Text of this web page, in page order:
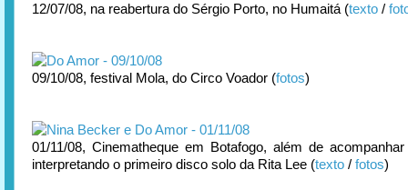
12/07/08, na reabertura do Sérgio Porto, no Humaitá (texto /
09/10/08, festival Mola, do Circo Voador (fotos)
01/11/08, Cinematheque em Botafogo, além de
interpretando o primeiro disco solo da Rita Lee (texto / fotos)